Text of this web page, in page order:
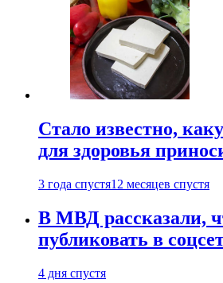
Стало известно,
для здоровья
3 года спустя12 месяцев спустя
В МВД рассказали,
публиковать в
4 дня спустя